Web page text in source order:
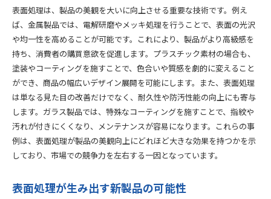
表面処理は、製品の美観を大いに向上させる重要な技術です。例え
ば、金属製品では、電解研磨やメッキ処理を行うことで、表面の光沢
や均一性を高めることが可能です。これにより、製品がより高級感を
持ち、消費者の購買意欲を促進します。プラスチック素材の場合も、
塗装やコーティングを施すことで、色合いや質感を劇的に変えること
ができ、商品の幅広いデザイン展開を可能にします。また、表面処理
は単なる見た目の改善だけでなく、耐久性や防汚性能の向上にも寄与
します。ガラス製品では、特殊なコーティングを施すことで、指紋や
汚れが付きにくくなり、メンテナンスが容易になります。これらの事
例は、表面処理が製品の美観向上にどれほど大きな効果を持つかを示
しており、市場での競争力を左右する一因となっています。
表面処理が生み出す新製品の可能性